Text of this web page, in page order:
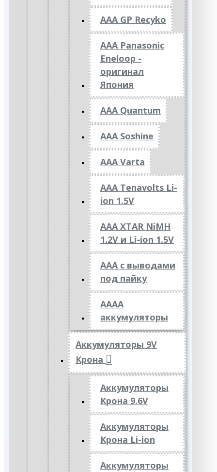
AAA GP Recyko
AAA Panasonic
Eneloop -
оригинал
Япония
AAA Quantum
AAA Soshine
AAA Varta
AAA Tenavolts Li-
ion 1.5V
AAA XTAR NiMH
1.2V и Li-ion 1.5V
ААА с выводами
под пайку
АААА
аккумуляторы
Аккумуляторы 9V
Крона
Аккумуляторы
Крона 9.6V
Аккумуляторы
Крона Li-ion
Аккумуляторы